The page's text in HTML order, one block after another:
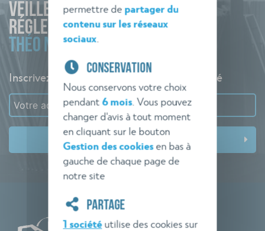
VEILLE
RÉGLEMENTAIRE
THÉO NORME
Inscrivez-vous à l'alerte pour rester informé
permettre de partager du
contenu sur les réseaux
sociaux
CONSERVATION
Nous conservons votre choix
pendant6 mois. Vous pouvez
changer d'avis à tout moment
en cliquant sur le bouton
Gestion des cookiesen bas à
gauche de chaque page de
notre site
PARTAGE
1 sociétéutilise des cookies sur